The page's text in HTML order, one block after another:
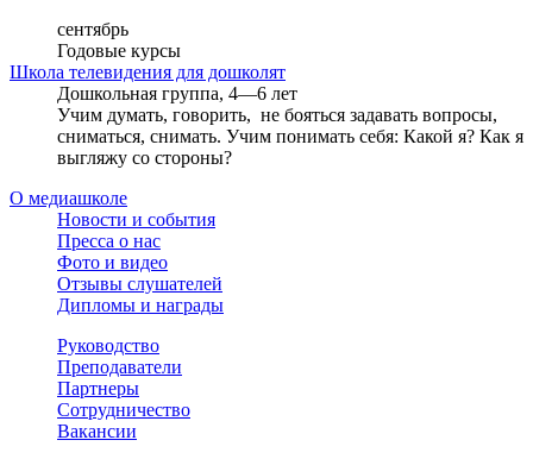
сентябрь
Годовые курсы
Школа телевидения для дошколят
Дошкольная группа, 4—6 лет
Учим думать, говорить, не бояться задавать вопросы,
сниматься, снимать. Учим понимать себя: Какой я? Как я
выгляжу со стороны?
О медиашколе
Новости и события
Пресса о нас
Фото и видео
Отзывы слушателей
Дипломы и награды
Руководство
Преподаватели
Партнеры
Сотрудничество
Вакансии